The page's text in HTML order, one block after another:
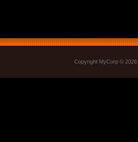
Copyright MyCorp © 2026